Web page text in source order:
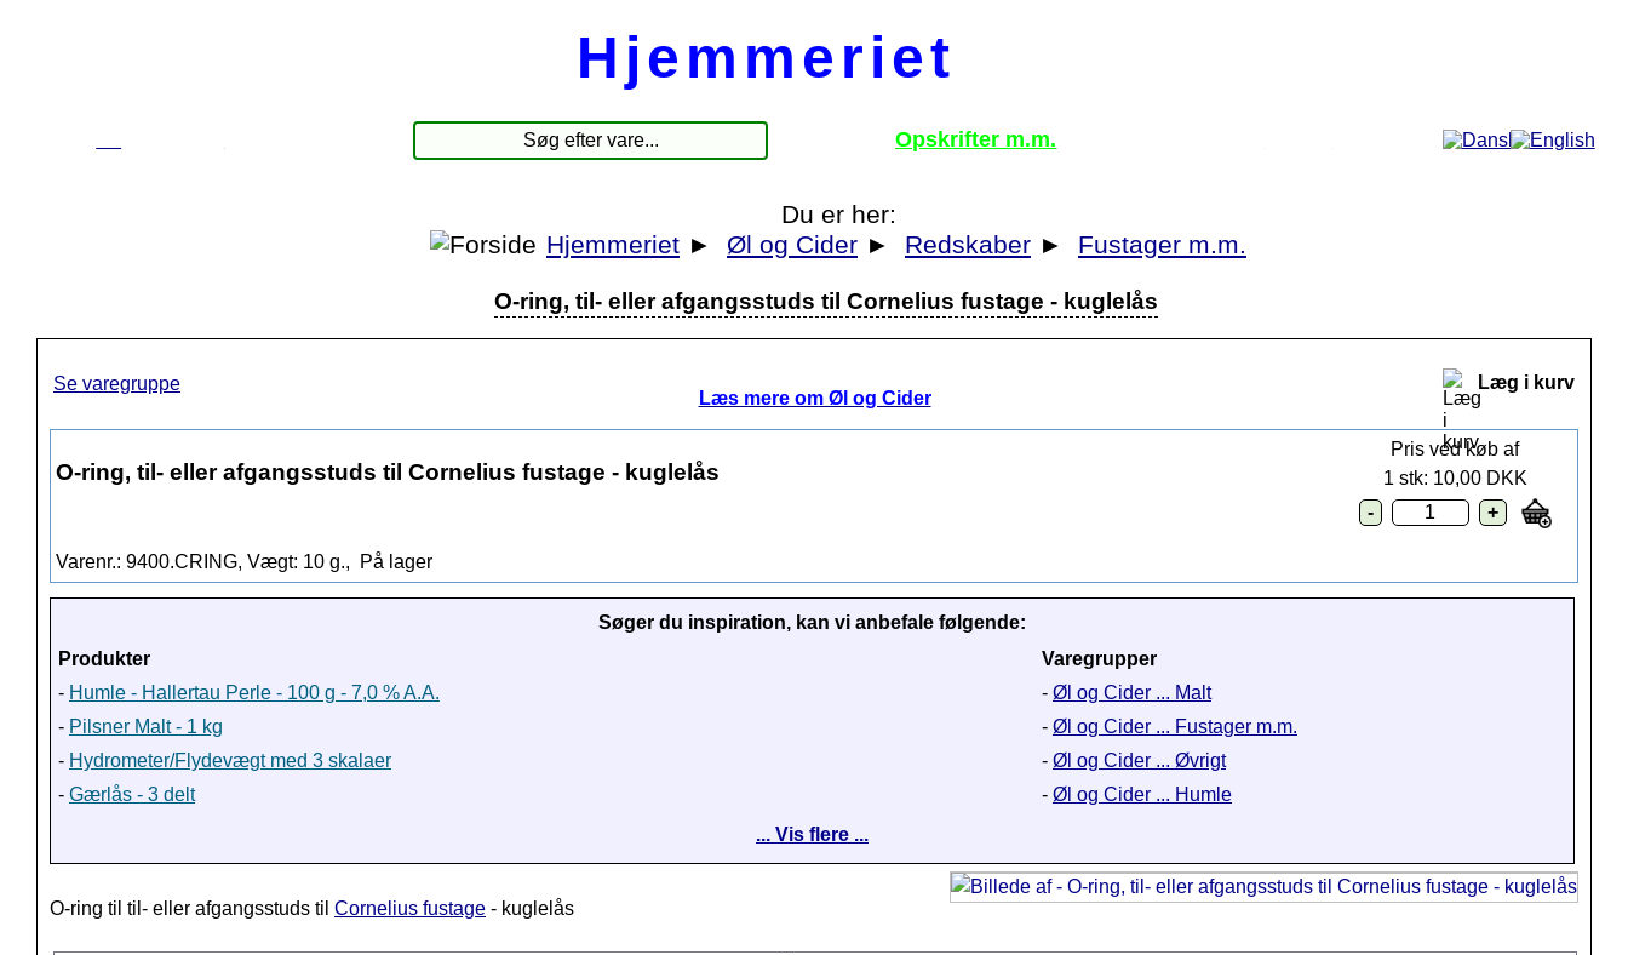
Hjemmeriet
Opskrifter m.m.
Du er her:
Hjemmeriet ► Øl og Cider ► Redskaber ► Fustager m.m.
O-ring, til- eller afgangsstuds til Cornelius fustage - kuglelås
Se varegruppe
Læs mere om Øl og Cider
Læg i kurv
O-ring, til- eller afgangsstuds til Cornelius fustage - kuglelås
Varenr.: 9400.CRING, Vægt: 10 g., På lager
Pris ved køb af
1 stk: 10,00 DKK
Søger du inspiration, kan vi anbefale følgende:
Produkter
Varegrupper
- Humle - Hallertau Perle - 100 g - 7,0 % A.A. - Øl og Cider ... Malt
- Pilsner Malt - 1 kg - Øl og Cider ... Fustager m.m.
- Hydrometer/Flydevægt med 3 skalaer - Øl og Cider ... Øvrigt
- Gærlås - 3 delt - Øl og Cider ... Humle
... Vis flere ...
O-ring til til- eller afgangsstuds til Cornelius fustage - kuglelås